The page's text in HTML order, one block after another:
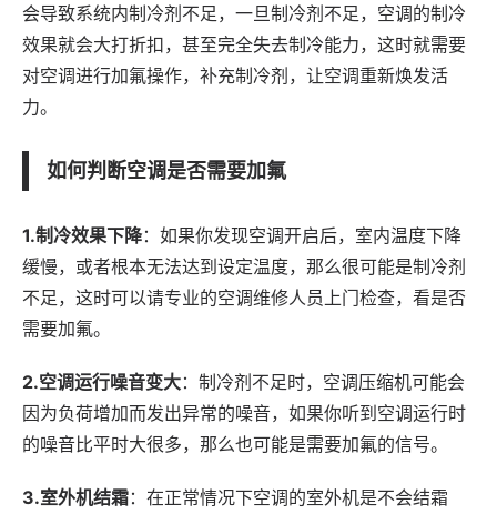
会导致系统内制冷剂不足，一旦制冷剂不足，空调的制冷
效果就会大打折扣，甚至完全失去制冷能力，这时就需要
对空调进行加氟操作，补充制冷剂，让空调重新焕发活
力。
如何判断空调是否需要加氟
1.制冷效果下降：如果你发现空调开启后，室内温度下降
缓慢，或者根本无法达到设定温度，那么很可能是制冷剂
不足，这时可以请专业的空调维修人员上门检查，看是否
需要加氟。
2.空调运行噪音变大：制冷剂不足时，空调压缩机可能会
因为负荷增加而发出异常的噪音，如果你听到空调运行时
的噪音比平时大很多，那么也可能是需要加氟的信号。
3.室外机结霜：在正常情况下空调的室外机是不会结霜